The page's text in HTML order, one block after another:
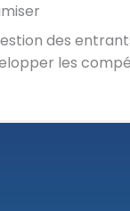
des
les